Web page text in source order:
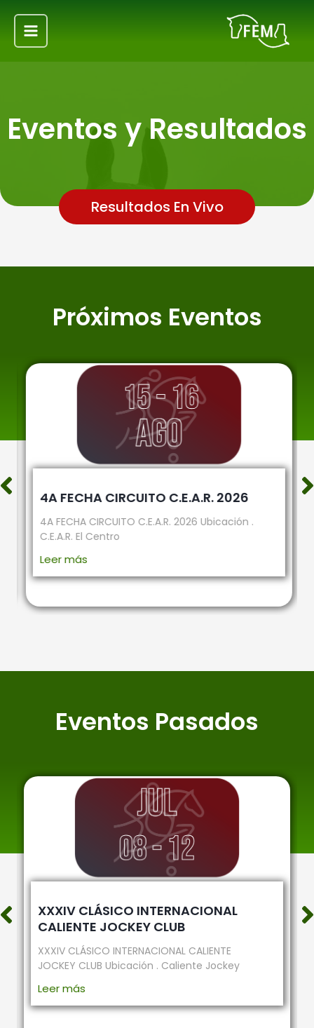
contenido
Main
Menu
Eventos y Resultados
Resultados En Vivo
Próximos Eventos
4A FECHA CIRCUITO C.E.A.R. 2026
4A FECHA CIRCUITO C.E.A.R. 2026 Ubicación .
C.E.A.R. El Centro
Leer más
Eventos Pasados
XXXIV CLÁSICO INTERNACIONAL
CALIENTE JOCKEY CLUB
XXXIV CLÁSICO INTERNACIONAL CALIENTE
JOCKEY CLUB Ubicación . Caliente Jockey
Leer más